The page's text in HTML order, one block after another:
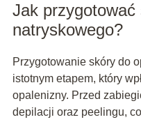
Jak przygotować
natryskowego?
Przygotowanie skóry do
istotnym etapem, który
opalenizny. Przed
depilacji oraz peelingu,